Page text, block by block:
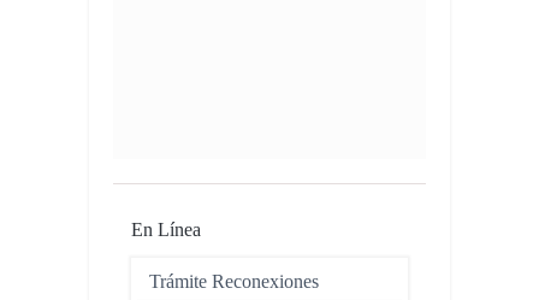
En Línea
Trámite Reconexiones